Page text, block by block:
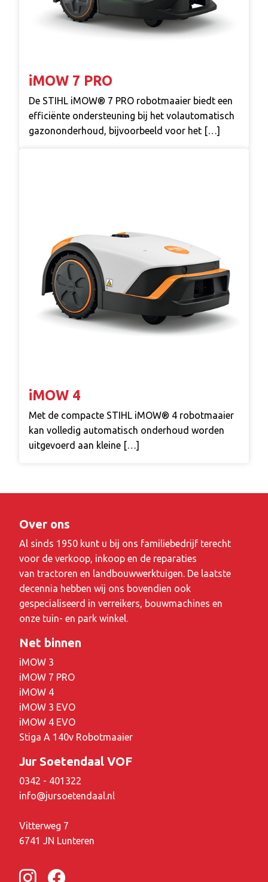
iMOW 7 PRO
De STIHL iMOW® 7 PRO robotmaaier biedt een
efficiënte ondersteuning bij het volautomatisch
gazononderhoud, bijvoorbeeld voor het […]
iMOW 4
Met de compacte STIHL iMOW® 4 robotmaaier
kan volledig automatisch onderhoud worden
uitgevoerd aan kleine […]
Over ons
Al sinds 1950 kunt u bij ons familiebedrijf terecht
voor de verkoop, inkoop en de reparaties
van tractoren en landbouwwerktuigen. De laatste
decennia hebben wij ons bovendien ook
gespecialiseerd in verreikers, bouwmachines en
onze tuin- en park winkel.
Net binnen
iMOW 3
iMOW 7 PRO
iMOW 4
iMOW 3 EVO
iMOW 4 EVO
Stiga A 140v Robotmaaier
Jur Soetendaal VOF
0342 - 401322
info@jursoetendaal.nl
Vitterweg 7
6741 JN Lunteren